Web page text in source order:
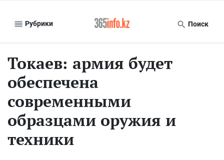
Рубрики Поиск
Токаев: армия будет
обеспечена
современными
образцами оружия и
техники